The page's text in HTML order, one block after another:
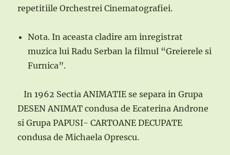
repetitiile Orchestrei Cinematografiei.
Nota. In aceasta cladire am inregistrat
muzica lui Radu Serban la filmul “Greierele si
Furnica”.
In 1962 Sectia ANIMATIE se separa in Grupa
DESEN ANIMAT condusa de Ecaterina Androne
si Grupa PAPUSI- CARTOANE DECUPATE
condusa de Michaela Oprescu.